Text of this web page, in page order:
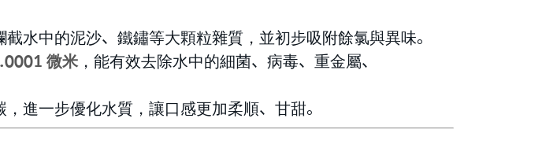
截水中的泥沙、鐵鏽等大顆粒雜質，並初步吸附餘氯與異味。
微米，能有效去除水中的細菌、病毒、重金屬、
進一步優化水質，讓口感更加柔順、甘甜。